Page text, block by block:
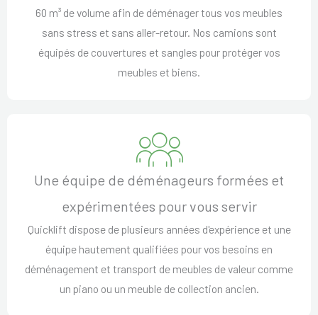
60 m³ de volume afin de déménager tous vos meubles
sans stress et sans aller-retour. Nos camions sont
équipés de couvertures et sangles pour protéger vos
meubles et biens.
Une équipe de déménageurs formées et
expérimentées pour vous servir
Quicklift dispose de plusieurs années d'expérience et une
équipe hautement qualifiées pour vos besoins en
déménagement et transport de meubles de valeur comme
un piano ou un meuble de collection ancien.